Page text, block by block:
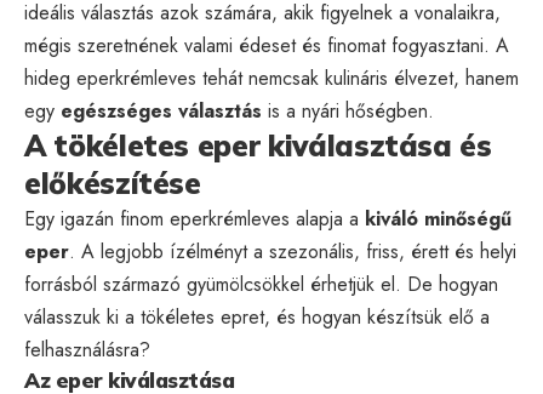
ideális választás azok számára, akik figyelnek a vonalaikra,
mégis szeretnének valami édeset és finomat fogyasztani. A
hideg eperkrémleves tehát nemcsak kulináris élvezet, hanem
egy egészséges választás is a nyári hőségben.
A tökéletes eper kiválasztása és
előkészítése
Egy igazán finom eperkrémleves alapja a kiváló minőségű
eper. A legjobb ízélményt a szezonális, friss, érett és helyi
forrásból származó gyümölcsökkel érhetjük el. De hogyan
válasszuk ki a tökéletes epret, és hogyan készítsük elő a
felhasználásra?
Az eper kiválasztása